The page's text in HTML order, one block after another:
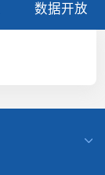
数据开放